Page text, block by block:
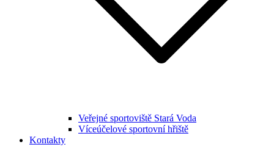
Veřejné sportoviště Stará Voda
Víceúčelové sportovní hřiště
Kontakty